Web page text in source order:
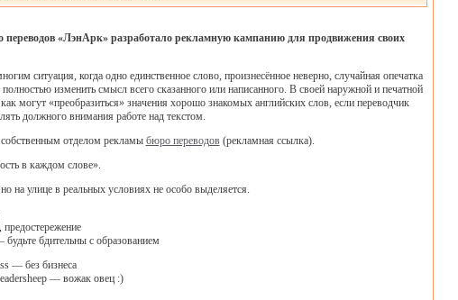
переводов «ЛэнАрк» разработало рекламную кампанию для продвижения своих
ситуация, когда одно единственное слово, произнесённое неверно, случайная опечатка
изменить смысл всего сказанного или написанного. В своей наружной и печатной
могут «преобразиться» значения хорошо знакомых английских слов, если переводчик
должного внимания работе над текстом.
собственным отделом рекламы бюро переводов(рекламная ссылка).
в каждом слове».
на улице в реальных условиях не особо выделяется.
бдительны с образованием
— без бизнеса
— вожак овец :)